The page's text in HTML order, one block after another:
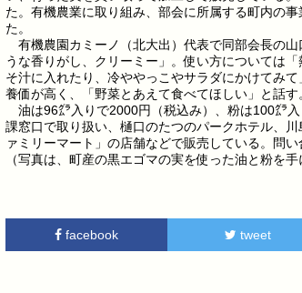
た。有機農業に取り組み、部会に所属する町内の
た。
有機農園カミーノ（北大出）代表で同部会長の
うな香りがし、クリーミー」。使い方については
そ汁に入れたり、冷ややっこやサラダにかけてみ
養価が高く、「野菜とあえて食べてほしい」と話す
油は96㌘入りで2000円（税込み）、粉は100㌘
課窓口で取り扱い、樋口のたつのパークホテル、
ァミリーマート」の店舗などで販売している。問
（写真は、町産の黒エゴマの実を使った油と粉を手
facebook tweet